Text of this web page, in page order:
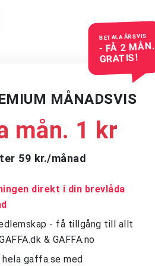
BETALA ÅRSVIS
- FÅ 2 MÅN.
GRATIS!
MÅNADSVIS
mån. 1 kr
59 kr./månad
direkt i din brevlåda
- få tillgång till allt
& GAFFA.no
gaffa.se med